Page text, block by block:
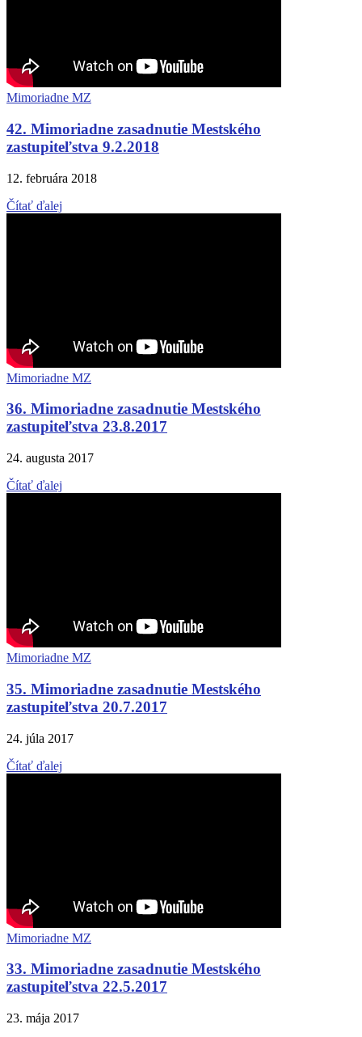
Mimoriadne MZ
42. Mimoriadne zasadnutie Mestského
zastupiteľstva 9.2.2018
12. februára 2018
Čítať ďalej
Mimoriadne MZ
36. Mimoriadne zasadnutie Mestského
zastupiteľstva 23.8.2017
24. augusta 2017
Čítať ďalej
Mimoriadne MZ
35. Mimoriadne zasadnutie Mestského
zastupiteľstva 20.7.2017
24. júla 2017
Čítať ďalej
Mimoriadne MZ
33. Mimoriadne zasadnutie Mestského
zastupiteľstva 22.5.2017
23. mája 2017